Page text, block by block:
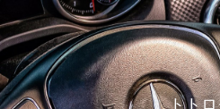
トト